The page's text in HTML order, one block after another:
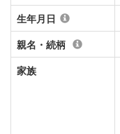
生年月日
親名・続柄
家族